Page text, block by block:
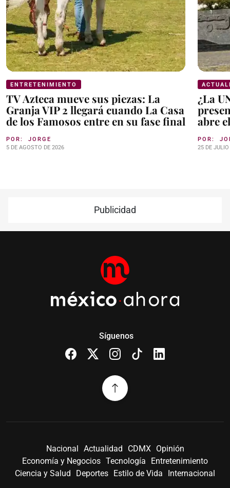
ENTRETENIMIENTO
TV Azteca mueve sus piezas: La
Granja VIP 2 llegará cuando La Casa
de los Famosos entre en su fase final
POR: JORGE
5 DE AGOSTO DE 2026
¿La
abre
POR:
25 DE
Publicidad
Síguenos
Nacional Actualidad CDMX
Opinión
Economía y Negocios Tecnología
Entretenimiento
Ciencia y Salud
Deportes Estilo de Vida Internacional